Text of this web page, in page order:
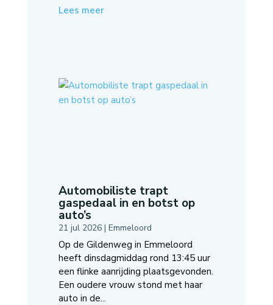
Lees meer
Automobiliste trapt
gaspedaal in en botst op
auto’s
21 jul 2026| Emmeloord
Op de Gildenweg in Emmeloord
heeft dinsdagmiddag rond 13:45 uur
een flinke aanrijding plaatsgevonden.
Een oudere vrouw stond met haar
auto in de...